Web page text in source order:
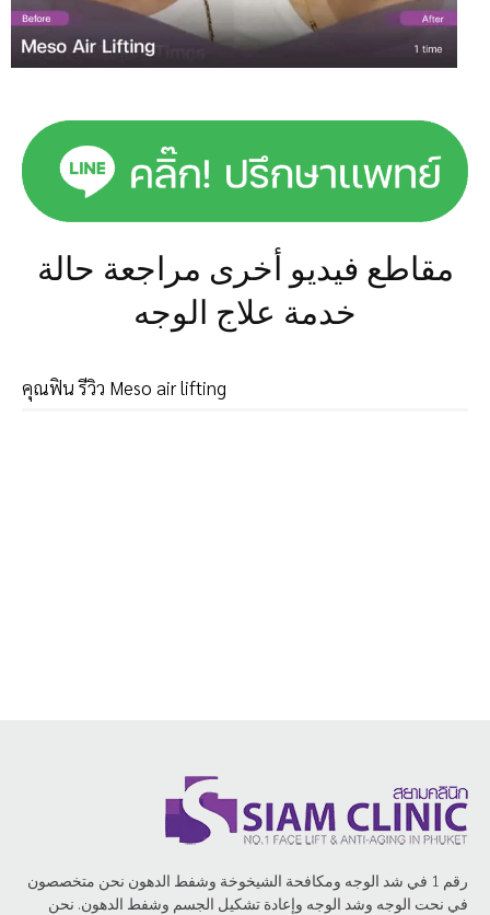
مقاطع فيديو أخرى مراجعة حالة
خدمة علاج الوجه
คุณฟิน รีวิว Meso air lifting
رقم 1 في شد الوجه ومكافحة الشيخوخة وشفط الدهون نحن متخصصون
في نحت الوجه وشد الوجه وإعادة تشكيل الجسم وشفط الدهون. نحن